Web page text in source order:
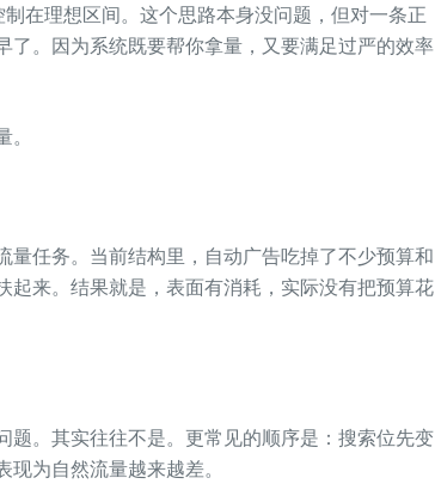
在理想区间。这个思路本身没问题，但对一条正
。因为系统既要帮你拿量，又要满足过严的效率
任务。当前结构里，自动广告吃掉了不少预算和
起来。结果就是，表面有消耗，实际没有把预算花
。其实往往不是。更常见的顺序是：搜索位先变
为自然流量越来越差。